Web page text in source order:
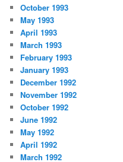
October 1993
May 1993
April 1993
March 1993
February 1993
January 1993
December 1992
November 1992
October 1992
June 1992
May 1992
April 1992
March 1992